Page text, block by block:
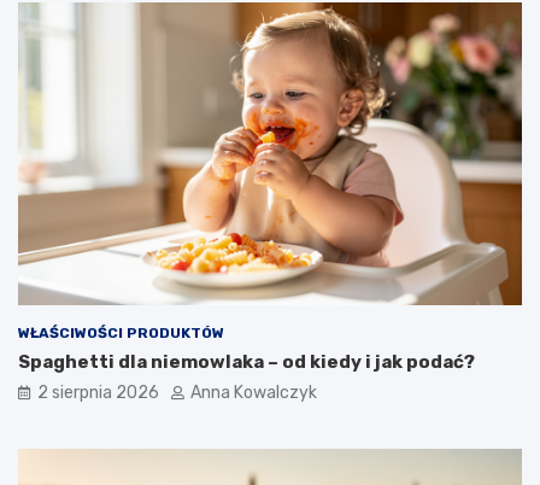
WŁAŚCIWOŚCI PRODUKTÓW
Spaghetti dla niemowlaka – od kiedy i jak podać?
2 sierpnia 2026 Anna Kowalczyk